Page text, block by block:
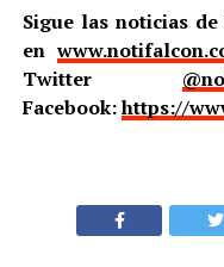
Sigue las noticias
en
Twitter
Facebook:https://